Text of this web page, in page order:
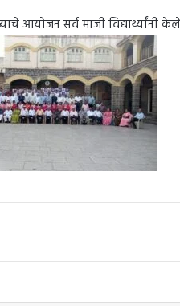
आयोजन सर्व माजी विद्यार्थ्यांनी